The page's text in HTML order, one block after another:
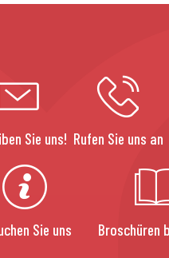
Sie uns! Rufen Sie uns an
Sie uns Broschüren